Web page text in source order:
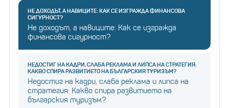
НЕ ДОХОДЪТ, А НАВИЦИТЕ: КАК СЕ ИЗГРАЖДА ФИНАНСОВА
СИГУРНОСТ?
Не доходът, а навиците: Как се изгражда
финансова сигурност?
НЕДОСТИГ НА КАДРИ, СЛАБА РЕКЛАМА И ЛИПСА НА СТРАТЕГИЯ:
КАКВО СПИРА РАЗВИТИЕТО НА БЪЛГАРСКИЯ ТУРИЗЪМ?
Недостиг на кадри, слаба реклама и липса на
стратегия: Какво спира развитието на
българския туризъм?